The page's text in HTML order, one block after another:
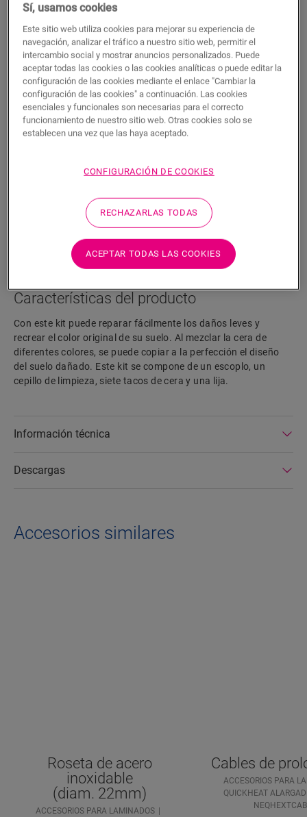
Kit de reparación
ACCESORIOS PARA LAMINADOS KIT DE REPARACIÓN QSREPAIR
Reparación de su suelo dañado
Aplicación sencilla
BUSCAR
Características del producto
Con este kit puede reparar fácilmente los daños leves y
recrear el color original de su suelo. Al mezclar la cera de
diferentes colores, se puede copiar a la perfección el diseño
del suelo dañado. Este kit se compone de un escoplo, un
cepillo de limpieza, siete tacos de cera y una lija.
Información técnica
Descargas
Accesorios similares
Roseta de acero
inoxidable
(diam. 22mm)
ACCESORIOS PARA LAMINADOS
Cables de
ACCESORIOS PARA
QUICKHEAT
Sí, usamos cookies
Este sitio web utiliza cookies para mejorar su experiencia de
navegación, analizar el tráfico a nuestro sitio web, permitir el
intercambio social y mostrar anuncios personalizados. Puede
aceptar todas las cookies o las cookies analíticas o puede editar la
configuración de las cookies mediante el enlace "Cambiar la
configuración de las cookies" a continuación. Las cookies
esenciales y funcionales son necesarias para el correcto
funcionamiento de nuestro sitio web. Otras cookies solo se
establecen una vez que las haya aceptado.
CONFIGURACIÓN DE COOKIES
RECHAZARLAS TODAS
ACEPTAR TODAS LAS COOKIES